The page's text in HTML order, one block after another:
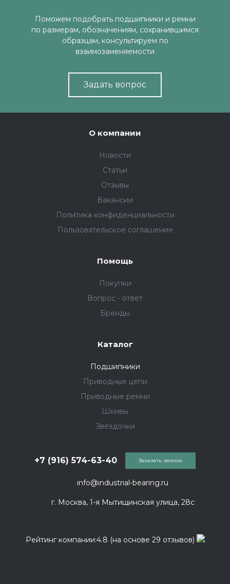
Поможем подобрать подшипники и ремни
по размерам, обозначениям, сохранившимся
образцам, консультируем по
взаимозаменяемости
Задать вопрос
О компании
Новости
Статьи
Отзывы
Вакансии
Политика конфиденциальности
Пользовательское соглашение
Помощь
Покупки
Вопрос - ответ
Бренды
Каталог
Подшипники
Приводные цепи
Приводные ремни
Шкивы
Звёздочки
info@industrial-bearing.ru
+7 (916) 574-63-40
г. Москва, 1-я Мытищинская улица, 28с
Заказать звонок
Рейтинг компании:4.8 (на основе 29 отзывов)